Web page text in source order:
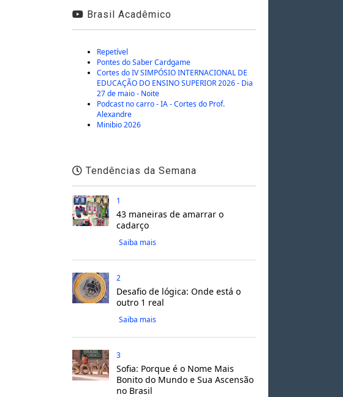
Brasil Acadêmico
Repetível
Pontes do Saber Cardgame
Cortes do IV SIMPÓSIO INTERNACIONAL DE
EDUCAÇÃO DO ENSINO SUPERIOR 2026 - Dia
27 de maio - Noite
Podcast no carro - IA - Cortes do Prof.
Alexandre
Minibio 2026
Tendências da Semana
1
43 maneiras de amarrar o
cadarço
Saiba mais
2
Desafio de lógica: Onde está o
outro 1 real
Saiba mais
3
Sofia: Porque é o Nome Mais
Bonito do Mundo e Sua Ascensão
no Brasil